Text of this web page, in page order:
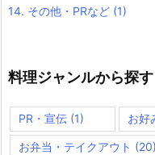
14. その他・PRなど (1)
料理ジャンルから探す
PR・宣伝 (1) お好
お弁当・テイクアウト (20)